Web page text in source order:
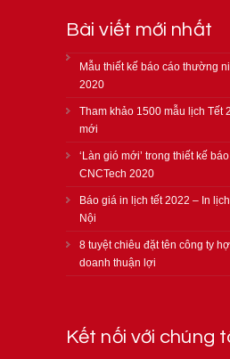
Bài viết mới nhất
Mẫu thiết kế báo cáo thường
2020
Tham khảo 1500 mẫu lịch Tết
mới
‘Làn gió mới’ trong thiết kế
CNCTech 2020
Báo giá in lịch tết 2022 – In
Nội
8 tuyệt chiêu đặt tên công ty
doanh thuận lợi
Kết nối với chúng